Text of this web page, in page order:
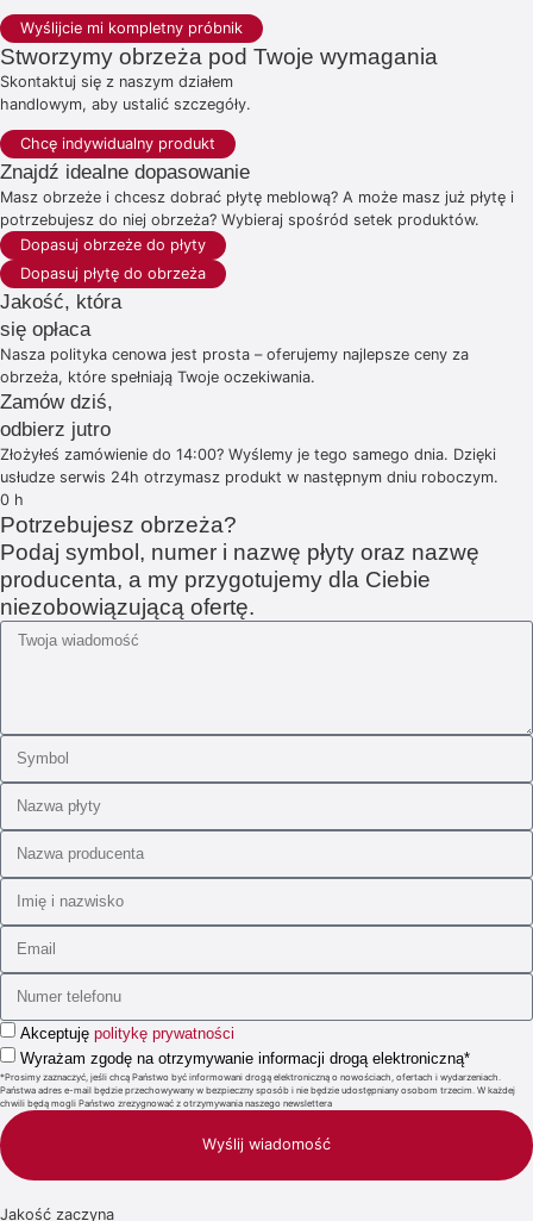
Wyślijcie mi kompletny próbnik
Stworzymy obrzeża pod Twoje wymagania
Skontaktuj się z naszym działem
handlowym, aby ustalić szczegóły.
Chcę indywidualny produkt
Znajdź idealne dopasowanie
Masz obrzeże i chcesz dobrać płytę meblową? A może masz już płytę i
potrzebujesz do niej obrzeża? Wybieraj spośród setek produktów.
Dopasuj obrzeże do płyty
Dopasuj płytę do obrzeża
Jakość, która
się opłaca
Nasza polityka cenowa jest prosta – oferujemy najlepsze ceny za
obrzeża, które spełniają Twoje oczekiwania.
Zamów dziś,
odbierz jutro
Złożyłeś zamówienie do 14:00? Wyślemy je tego samego dnia. Dzięki
usłudze serwis 24h otrzymasz produkt w następnym dniu roboczym.
0 h
Potrzebujesz obrzeża?
Podaj symbol, numer i nazwę płyty oraz nazwę
producenta, a my przygotujemy dla Ciebie
niezobowiązującą ofertę.
Akceptuję politykę prywatności
Wyrażam zgodę na otrzymywanie informacji drogą elektroniczną*
*Prosimy zaznaczyć, jeśli chcą Państwo być informowani drogą elektroniczną o nowościach, ofertach i wydarzeniach.
Państwa adres e-mail będzie przechowywany w bezpieczny sposób i nie będzie udostępniany osobom trzecim. W każdej
chwili będą mogli Państwo zrezygnować z otrzymywania naszego newslettera
Wyślij wiadomość
Jakość zaczyna